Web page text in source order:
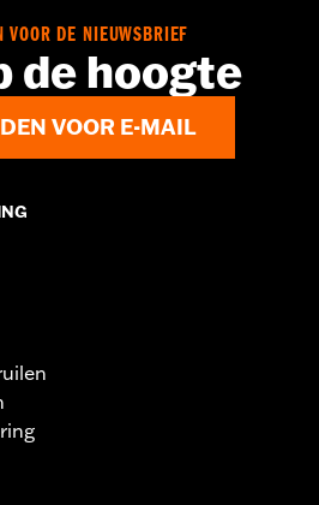
VOOR DE NIEUWSBRIEF
de hoogte
VOOR E-MAIL